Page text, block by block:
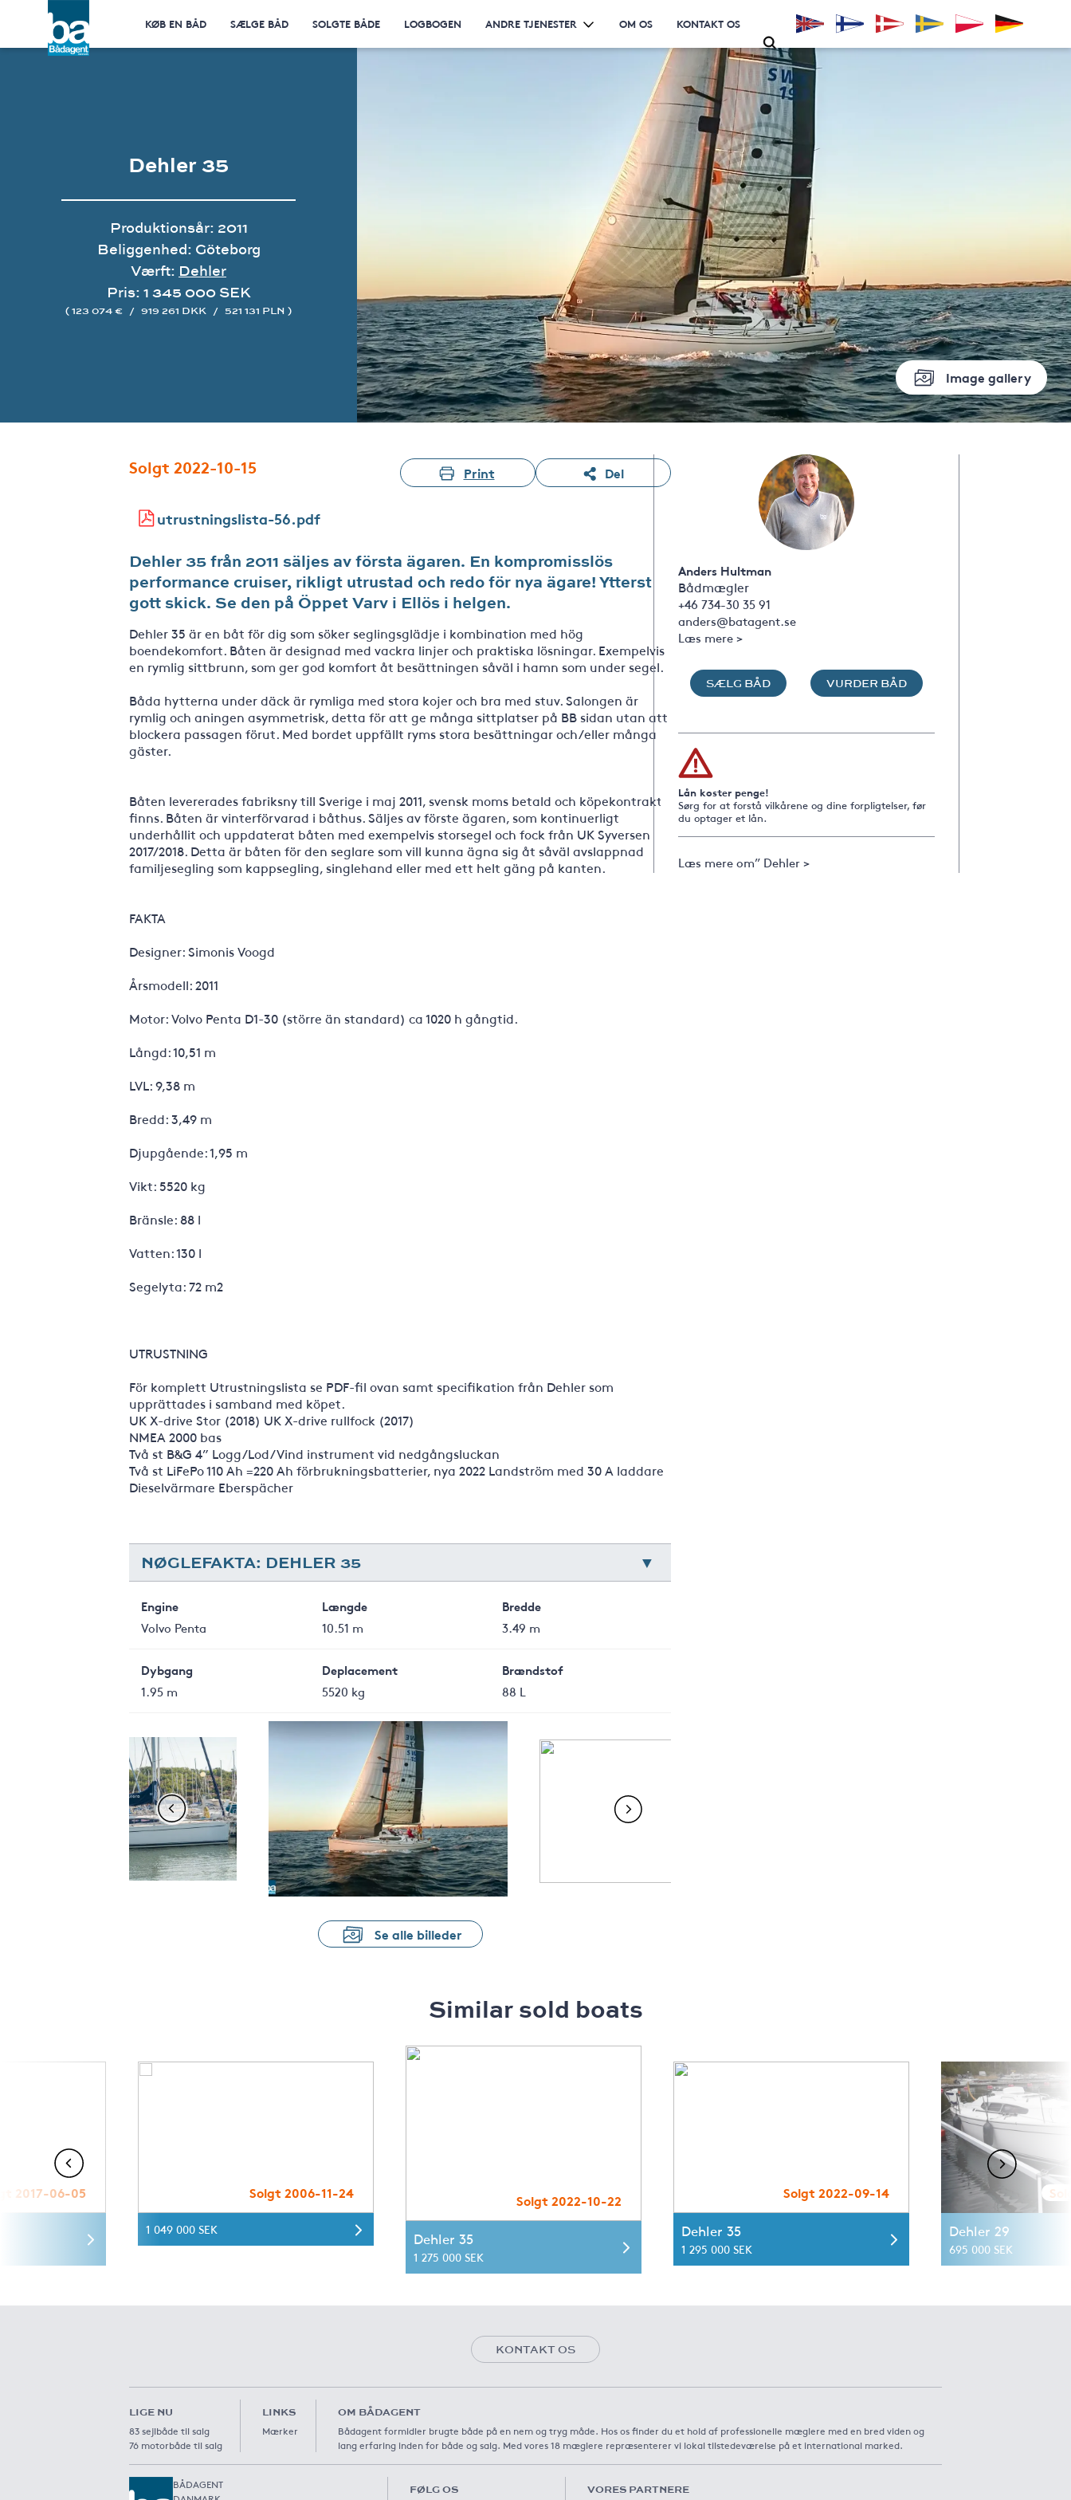
KØB EN BÅD SÆLGE BÅD SOLGTE BÅDE LOGBOGEN ANDRE TJENESTER OM OS KONTAKT OS
Image gallery
Dehler 35
Produktionsår: 2011
Beliggenhed: Göteborg
Værft: Dehler
Pris: 1 345 000 SEK
( 123 074 € / 919 261 DKK / 521 131 PLN )
Solgt 2022-10-15 Print Del
utrustningslista-56.pdf
Dehler 35 från 2011 säljes av första ägaren. En kompromisslös
performance cruiser, rikligt utrustad och redo för nya ägare! Ytterst
gott skick. Se den på Öppet Varv i Ellös i helgen.
Dehler 35 är en båt för dig som söker seglingsglädje i kombination med hög
boendekomfort. Båten är designad med vackra linjer och praktiska lösningar. Exempelvis
en rymlig sittbrunn, som ger god komfort åt besättningen såväl i hamn som under segel.
Båda hytterna under däck är rymliga med stora kojer och bra med stuv. Salongen är
rymlig och aningen asymmetrisk, detta för att ge många sittplatser på BB sidan utan att
blockera passagen förut. Med bordet uppfällt ryms stora besättningar och/eller många
gäster.
Båten levererades fabriksny till Sverige i maj 2011, svensk moms betald och köpekontrakt
finns. Båten är vinterförvarad i båthus. Säljes av förste ägaren, som kontinuerligt
underhållit och uppdaterat båten med exempelvis storsegel och fock från UK Syversen
2017/2018. Detta är båten för den seglare som vill kunna ägna sig åt såväl avslappnad
familjesegling som kappsegling, singlehand eller med ett helt gäng på kanten.
FAKTA
Designer: Simonis Voogd
Årsmodell: 2011
Motor: Volvo Penta D1-30 (större än standard) ca 1020 h gångtid.
Långd: 10,51 m
LVL: 9,38 m
Bredd: 3,49 m
Djupgående: 1,95 m
Vikt: 5520 kg
Bränsle: 88 l
Vatten: 130 l
Segelyta: 72 m2
UTRUSTNING
För komplett Utrustningslista se PDF-fil ovan samt specifikation från Dehler som
upprättades i samband med köpet.
UK X-drive Stor (2018) UK X-drive rullfock (2017)
NMEA 2000 bas
Två st B&G 4” Logg/Lod/Vind instrument vid nedgångsluckan
Två st LiFePo 110 Ah =220 Ah förbrukningsbatterier, nya 2022 Landström med 30 A laddare
Dieselvärmare Eberspächer
NØGLEFAKTA: DEHLER 35
Engine
Volvo Penta
Længde
10.51 m
Bredde
3.49 m
Dybgang
1.95 m
Deplacement
5520 kg
Brændstof
88 L
Se alle billeder
Anders Hultman
Bådmægler
+46 734-30 35 91
anders@batagent.se
Læs mere >
SÆLG BÅD VURDER BÅD
Lån koster penge!
Sørg for at forstå vilkårene og dine forpligtelser, før
du optager et lån.
Læs mere om” Dehler >
Similar sold boats
2017-06-05 Solgt 2006-11-24
1 049 000 SEK
Solgt 2022-10-22
Dehler 35
1 275 000 SEK
Solgt 2022-09-14
Dehler 35
1 295 000 SEK
Dehler 29
695 000 SEK
KONTAKT OS
LIGE NU
83 sejlbåde til salg
76 motorbåde til salg
LINKS
Mærker
OM BÅDAGENT
Bådagent formidler brugte både på en nem og tryg måde. Hos os finder du et hold af professionelle mæglere med en bred viden og
lang erfaring inden for både og salg. Med vores 18 mæglere repræsenterer vi lokal tilstedeværelse på et international marked.
BÅDAGENT
FØLG OS VORES PARTNERE